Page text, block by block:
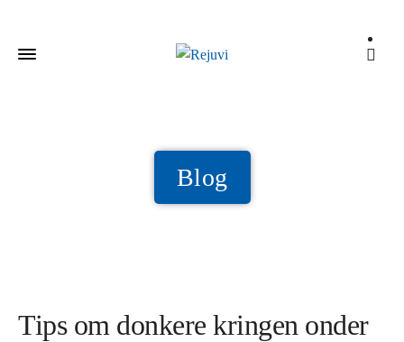
Blog
Tips om donkere kringen onder